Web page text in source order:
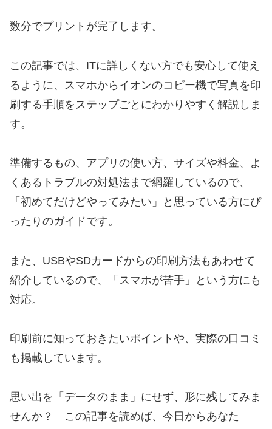
数分でプリントが完了します。
この記事では、ITに詳しくない方でも安心して使え
るように、スマホからイオンのコピー機で写真を印
刷する手順をステップごとにわかりやすく解説しま
す。
準備するもの、アプリの使い方、サイズや料金、よ
くあるトラブルの対処法まで網羅しているので、
「初めてだけどやってみたい」と思っている方にぴ
ったりのガイドです。
また、USBやSDカードからの印刷方法もあわせて
紹介しているので、「スマホが苦手」という方にも
対応。
印刷前に知っておきたいポイントや、実際の口コミ
も掲載しています。
思い出を「データのまま」にせず、形に残してみま
せんか？ この記事を読めば、今日からあなた